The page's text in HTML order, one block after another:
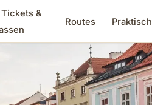
Tickets &
Routes Praktisch